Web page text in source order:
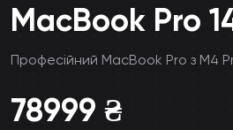
MacBook Pro
Професійний MacBook Pro з M4
78999 ₴